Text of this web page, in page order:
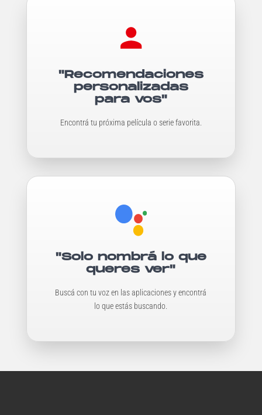
"Recomendaciones
personalizadas
para vos"
Encontrá tu próxima película o serie favorita.
"Solo nombrá lo que
queres ver"
Buscá con tu voz en las aplicaciones y encontrá
lo que estás buscando.